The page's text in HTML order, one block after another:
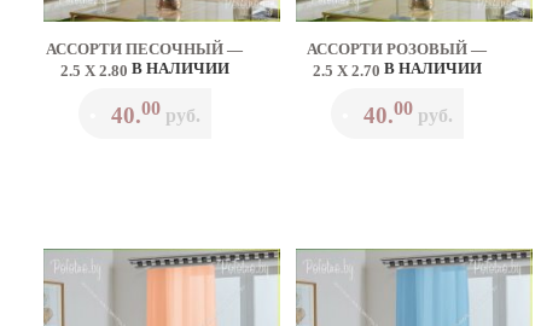
АССОРТИ ПЕСОЧНЫЙ —
2.5 Х 2.80 В НАЛИЧИИ
40.00руб.
АССОРТИ РОЗОВЫЙ —
2.5 Х 2.70 В НАЛИЧИИ
40.00руб.